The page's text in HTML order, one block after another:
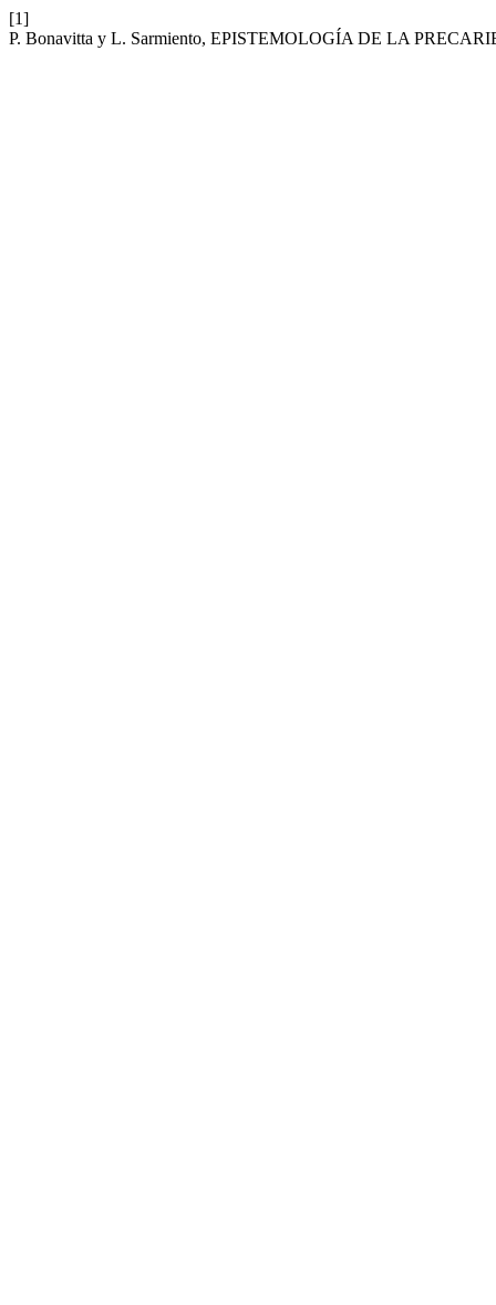
[1]
P. Bonavitta y L. Sarmiento, EPISTEMOLOGÍA DE LA